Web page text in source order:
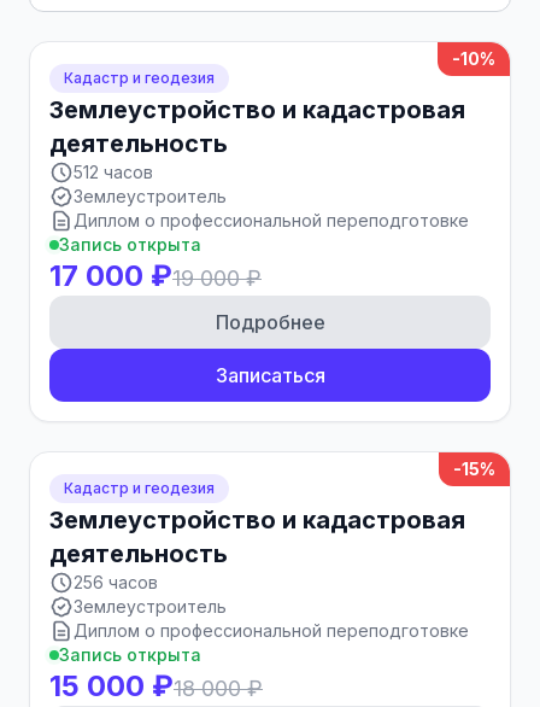
-10%
Кадастр и геодезия
Землеустройство и кадастровая
деятельность
512 часов
Землеустроитель
Диплом о профессиональной переподготовке
Запись открыта
17 000 ₽19 000 ₽
Подробнее
Записаться
-15%
Кадастр и геодезия
Землеустройство и кадастровая
деятельность
256 часов
Землеустроитель
Диплом о профессиональной переподготовке
Запись открыта
15 000 ₽18 000 ₽